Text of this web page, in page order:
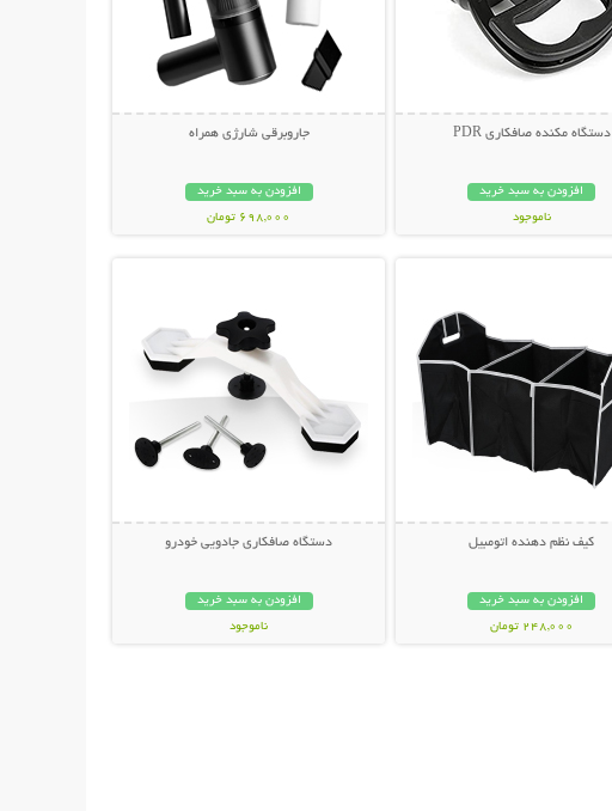
دستگاه مکنده صافکاری PDR
افزودن به سبد خرید
ناموجود
جاروبرقی شارژی همراه
افزودن به سبد خرید
698,000 تومان
کیف نظم دهنده اتومبیل
افزودن به سبد خرید
248,000 تومان
دستگاه صافکاری جادویی خودرو
افزودن به سبد خرید
ناموجود